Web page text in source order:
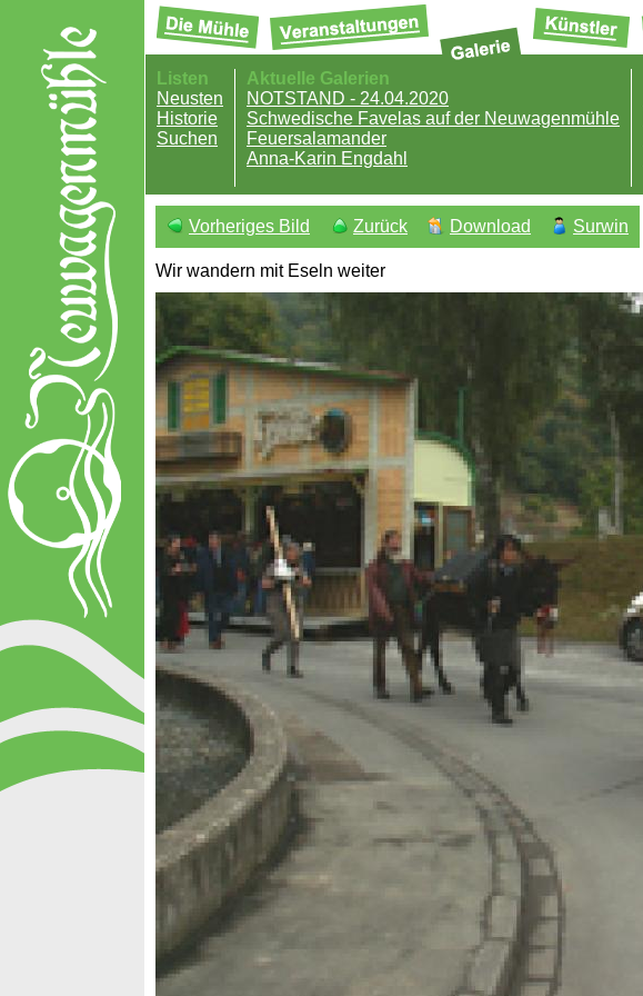
Listen
Neusten
Historie
Suchen
Aktuelle Galerien
NOTSTAND - 24.04.2020
Schwedische Favelas auf der Neuwagenmühle
Feuersalamander
Anna-Karin Engdahl
Vorheriges Bild Zurück Download Surwin
Wir wandern mit Eseln weiter